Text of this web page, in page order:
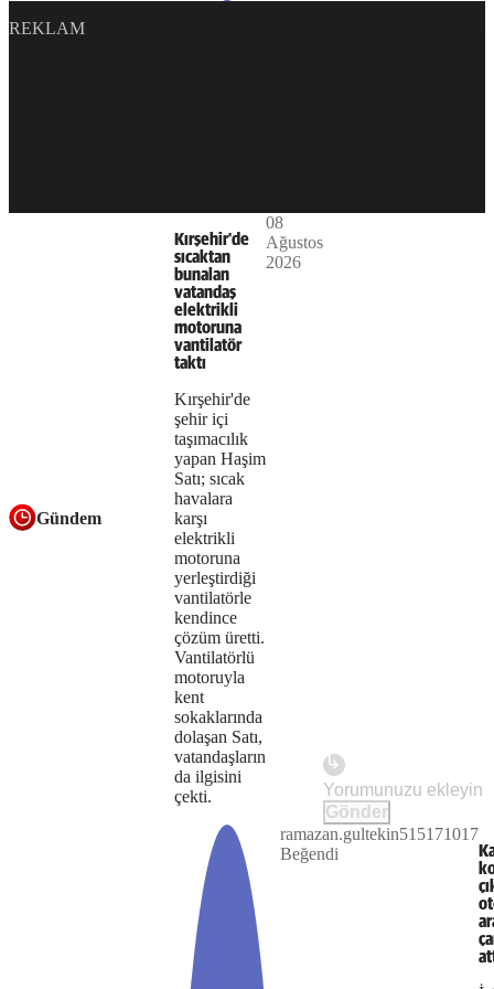
REKLAM
Gündem
Play
Video
loaded,
because
network
because
supported.
Kırşehir'de
sıcaktan
bunalan
vatandaş
elektrikli
motoruna
vantilatör
taktı
Kırşehir'de
şehir içi
taşımacılık
yapan Haşim
Satı; sıcak
havalara
karşı
elektrikli
motoruna
yerleştirdiği
vantilatörle
kendince
çözüm üretti.
Vantilatörlü
motoruyla
kent
sokaklarında
dolaşan Satı,
vatandaşların
da ilgisini
çekti.
08
Ağustos
2026
Gönder
Play
Video
ramazan.gultekin515171017
Beğendi